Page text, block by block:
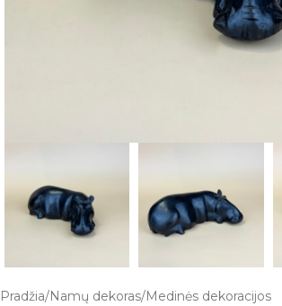
Pradžia/Namų dekoras/Medinės dekoracijos